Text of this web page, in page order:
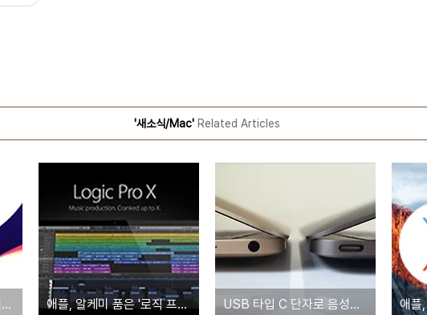
'새소식/Mac' Related Articles
애플, 9월 9일 아이폰 이벤트 공지... "시리, 힌트라도 줘" 애플, 알케미 품은 '로직 프로 X' 새 버전 공개 USB 타입 C 단자로 음성출력 가능해진다... 새로운 USB 규격 준비 中